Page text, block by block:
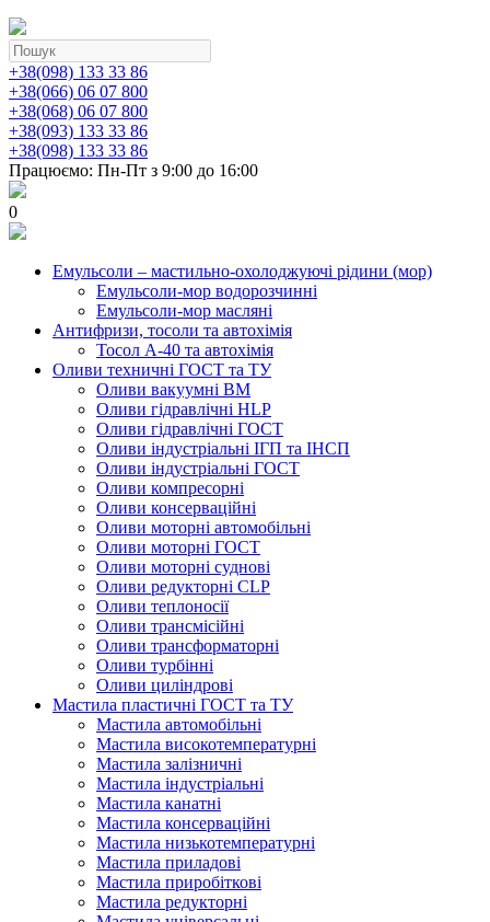
+38(098) 133 33 86
+38(066) 06 07 800
+38(068) 06 07 800
+38(093) 133 33 86
+38(098) 133 33 86
Працюємо: Пн-Пт з 9:00 до 16:00
0
Емульсоли – мастильно-охолоджуючі рідини (мор)
Емульсоли-мор водорозчинні
Емульсоли-мор масляні
Антифризи, тосоли та автохімія
Тосол А-40 та автохімія
Оливи техничні ГОСТ та ТУ
Оливи вакуумні ВМ
Оливи гідравлічні HLP
Оливи гідравлічні ГОСТ
Оливи індустріальні ІГП та ІНСП
Оливи індустріальні ГОСТ
Оливи компресорні
Оливи консерваційні
Оливи моторні автомобільні
Оливи моторні ГОСТ
Оливи моторні суднові
Оливи редукторні CLP
Оливи теплоносії
Оливи трансмісійні
Оливи трансформаторні
Оливи турбінні
Оливи циліндрові
Мастила пластичні ГОСТ та ТУ
Мастила автомобільні
Мастила високотемпературні
Мастила залізничні
Мастила індустріальні
Мастила канатні
Мастила консерваційні
Мастила низькотемпературні
Мастила приладові
Мастила приробіткові
Мастила редукторні